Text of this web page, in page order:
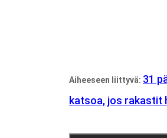
Aiheeseen liittyvä: 31
katsoa, ​​jos rakastit